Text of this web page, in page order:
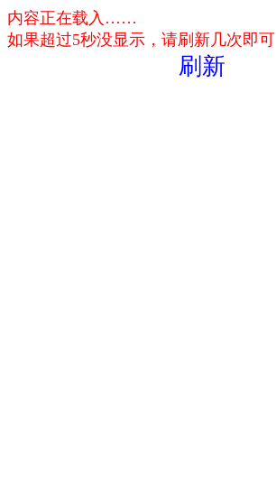
内容正在载入……
如果超过5秒没显示，请刷新几次即可
刷新